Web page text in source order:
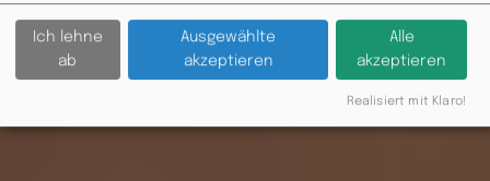
Ich lehne
ab
Ausgewählte
akzeptieren
Alle
akzeptieren
Realisiert mit Klaro!